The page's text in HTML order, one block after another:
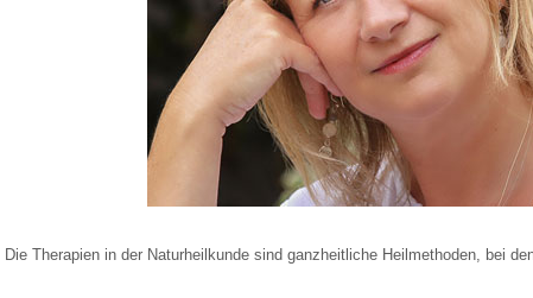
Die Therapien in der Naturheilkunde sind ganzheitliche Heilmethoden, bei